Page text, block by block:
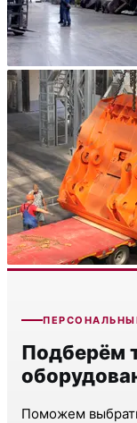
Подберём
Поможем